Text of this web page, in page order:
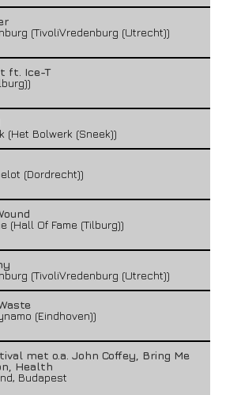
(TivoliVredenburg (Utrecht))
ft. Ice-T
(Het Bolwerk (Sneek))
(Dordrecht))
(Hall Of Fame (Tilburg))
(TivoliVredenburg (Utrecht))
(Eindhoven))
met o.a. John Coffey, Bring Me
Health
Budapest